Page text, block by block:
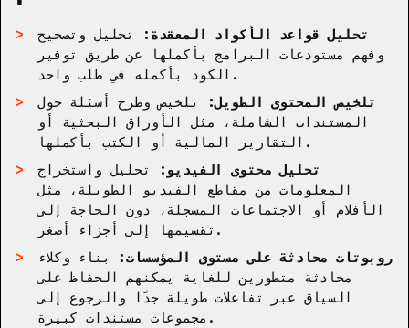
تحليل قواعد الأكواد المعقدة:
تحليل وتصحيح
وفهم مستودعات البرامج بأكملها عن طريق توفير
الكود بأكمله في طلب واحد.
تلخيص المحتوى الطويل:
تلخيص وطرح أسئلة حول
المستندات الشاملة، مثل الأوراق البحثية أو
التقارير المالية أو الكتب بأكملها.
تحليل محتوى الفيديو:
تحليل واستخراج
المعلومات من مقاطع الفيديو الطويلة، مثل
الأفلام أو الاجتماعات المسجلة، دون الحاجة إلى
تقسيمها إلى أجزاء أصغر.
روبوتات محادثة على مستوى المؤسسات:
بناء وكلاء
محادثة متطورين للغاية يمكنهم الحفاظ على
السياق عبر تفاعلات طويلة جدًا والرجوع إلى
مجموعات مستندات كبيرة.